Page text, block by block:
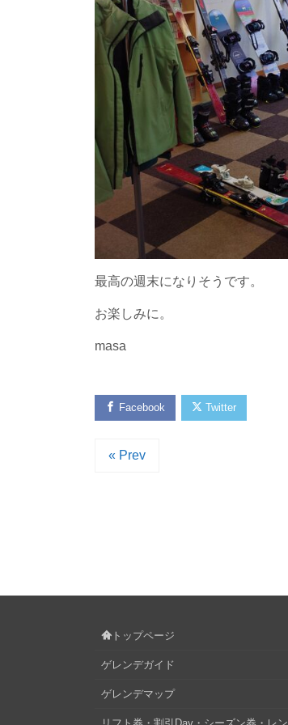
最高の週末になりそうです。
お楽しみに。
masa
Facebook Twitter
« Prev
トップページ
ゲレンデガイド
ゲレンデマップ